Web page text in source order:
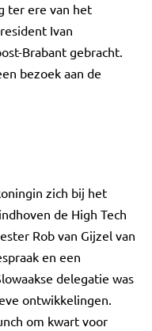
ter ere van het
Ivan
Brabant gebracht.
bezoek aan de
zich bij het
de High Tech
Rob van Gijzel van
en een
delegatie was
ontwikkelingen.
om kwart voor